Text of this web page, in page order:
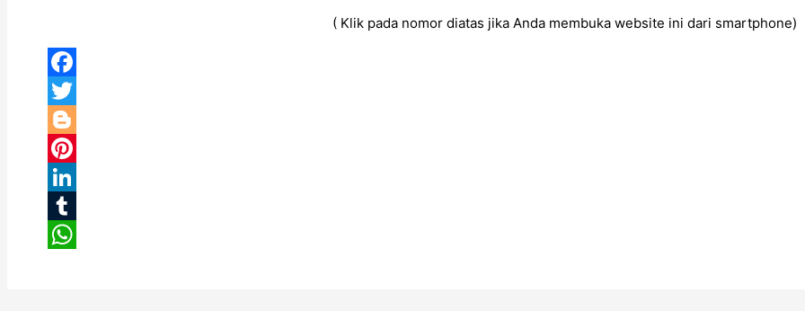
( Klik pada nomor diatas jika Anda membuka website ini dari smartphone)
Facebook
Twitter
Blogger
Pinterest
LinkedIn
Tumblr